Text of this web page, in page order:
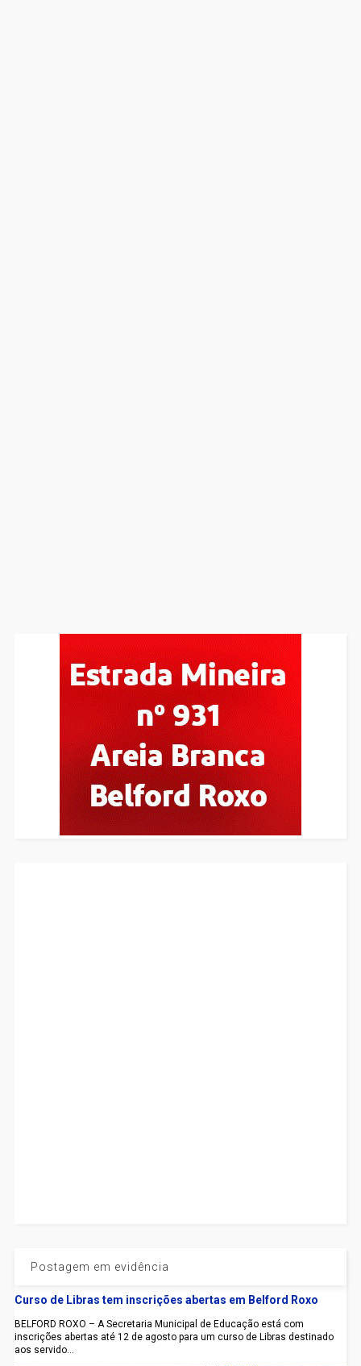
Postagem em evidência
Curso de Libras tem inscrições abertas em Belford Roxo
BELFORD ROXO – A Secretaria Municipal de Educação está com
inscrições abertas até 12 de agosto para um curso de Libras destinado
aos servido...